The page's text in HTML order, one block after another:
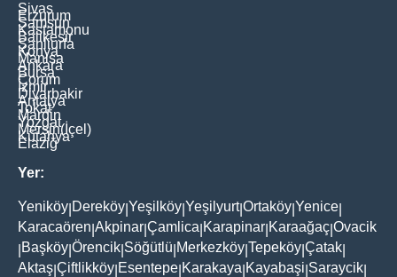
Sivas
Erzurum
Samsun
Kastamonu
Balikesir
Şanliurfa
Konya
Manisa
Ankara
Bursa
Çorum
İzmir
Diyarbakir
Antalya
Tokat
Mardin
Yozgat
Mersin(İçel)
Kütahya
Elaziğ
Yer:
Yeniköy Dereköy Yeşilköy Yeşilyurt|Ortaköy Yenice
Karacaören Akpinar Çamlica Karapinar Karaağaç Ovacik
Başköy Örencik Söğütlü Merkezköy Tepeköy Çatak
Aktaş Çiftlikköy Esentepe Karakaya Kayabaşi Saraycik